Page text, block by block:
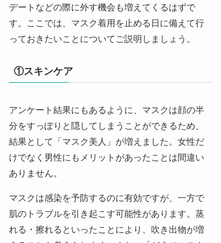
デートなどの際に外す機会も増えてくるはずで
す。ここでは、マスク着用を止める日に備えて行
っておきたいことについてご説明しましょう。
①スキンケア
アンケート結果にもあるように、マスクは顔の半
分をすっぽりと隠してしまうことができるため、
結果として「マスク美人」が増えました。女性だ
けでなく男性にもメリットがあったことは間違い
ありません。
マスクは感染を予防するのに有効ですが、一方で
肌のトラブルを引き起こす可能性があります。蒸
れる・擦れるといったことにより、吹き出物が増